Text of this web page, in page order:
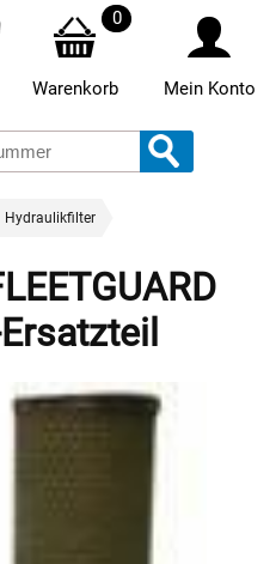
0
Warenkorb Mein Konto
Hydraulikfilter